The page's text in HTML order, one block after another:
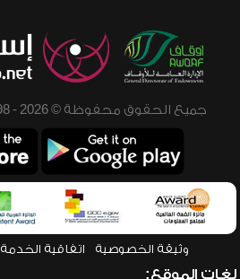
جميع الحقوق محفوظة © 2026 - 1998 لشبكة إسلام ويب
وثيقة الخصوصية اتفاقية الخدمة
لغات الموقع: